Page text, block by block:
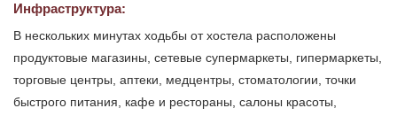
Инфраструктура:
В нескольких минутах ходьбы от хостела расположены
продуктовые магазины, сетевые супермаркеты, гипермаркеты,
торговые центры, аптеки, медцентры, стоматологии, точки
быстрого питания, кафе и рестораны, салоны красоты,